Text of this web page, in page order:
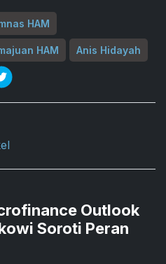
HAM
HAM Anis Hidayah
Outlook
Soroti Peran